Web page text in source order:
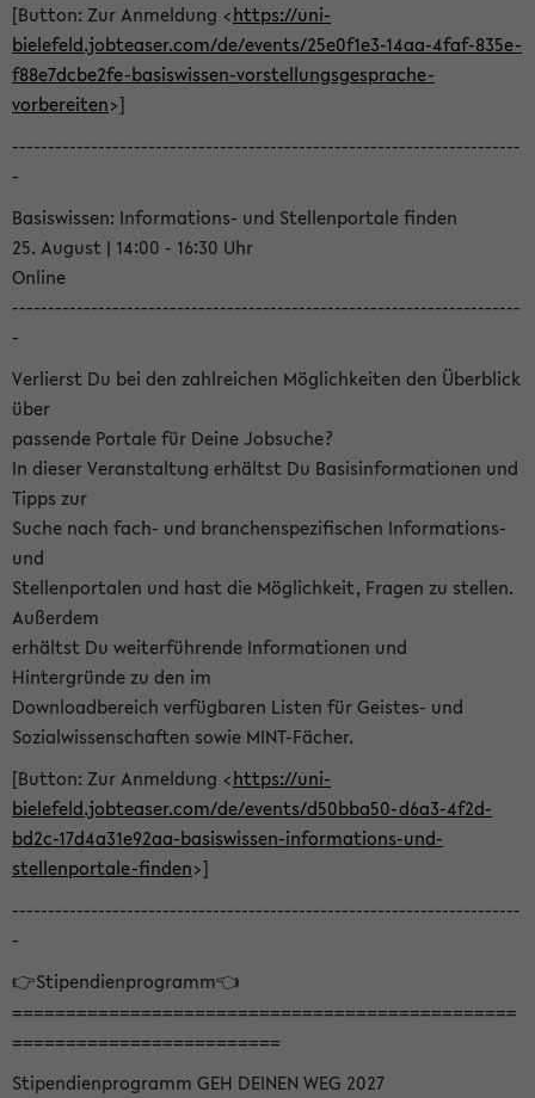
[Button: Zur Anmeldung <https://uni-
bielefeld.jobteaser.com/de/events/25e0f1e3-14aa-4faf-835e-
f88e7dcbe2fe-basiswissen-vorstellungsgesprache-
vorbereiten>]
-----------------------------------------------------------------------
-
Basiswissen: Informations- und Stellenportale finden
25. August | 14:00 - 16:30 Uhr
Online
-----------------------------------------------------------------------
-
Verlierst Du bei den zahlreichen Möglichkeiten den Überblick
über
passende Portale für Deine Jobsuche?
In dieser Veranstaltung erhältst Du Basisinformationen und
Tipps zur
Suche nach fach- und branchenspezifischen Informations-
und
Stellenportalen und hast die Möglichkeit, Fragen zu stellen.
Außerdem
erhältst Du weiterführende Informationen und
Hintergründe zu den im
Downloadbereich verfügbaren Listen für Geistes- und
Sozialwissenschaften sowie MINT-Fächer.
[Button: Zur Anmeldung <https://uni-
bielefeld.jobteaser.com/de/events/d50bba50-d6a3-4f2d-
bd2c-17d4a31e92aa-basiswissen-informations-und-
stellenportale-finden>]
-----------------------------------------------------------------------
-
👉Stipendienprogramm👈
===============================================
=========================
Stipendienprogramm GEH DEINEN WEG 2027